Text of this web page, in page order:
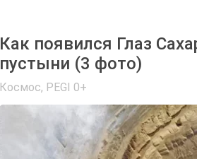
Как появился Глаз
пустыни (3 фото)
Космос, PEGI 0+